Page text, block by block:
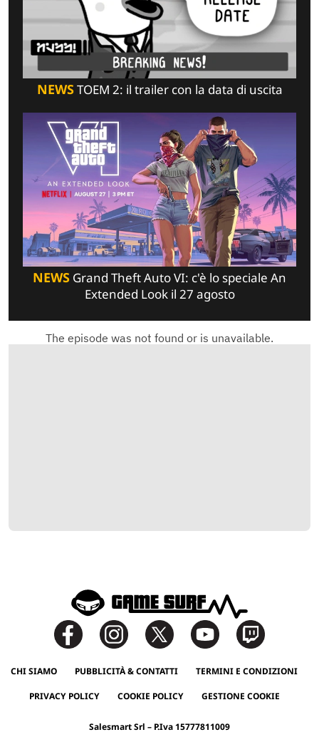
NEWSTOEM 2: il trailer con la data di uscita
NEWS Grand Theft Auto VI: c'è lo speciale An
Extended Look il 27 agosto
CHI SIAMO PUBBLICITÀ & CONTATTI TERMINI E CONDIZIONI
PRIVACY POLICY COOKIE POLICY GESTIONE COOKIE
Salesmart Srl – P.Iva 15777811009